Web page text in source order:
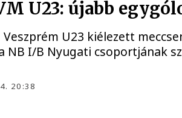
U23: újabb
Veszprém U23 kiélezett
NB I/B Nyugati csoportjának
20:38